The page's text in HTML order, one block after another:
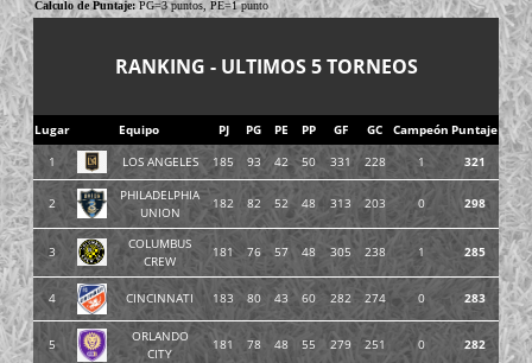
Calculo de Puntaje:PG=3 puntos, PE=1 punto
RANKING - ULTIMOS 5 TORNEOS
Lugar Equipo PJ PG PE PP GF GC Campeón Puntaje
1
LOS ANGELES 185 93 42 50 331 228 1 321
2
PHILADELPHIA
UNION
182 82 52 48 313 203 0 298
3
COLUMBUS
CREW
181 76 57 48 305 238 1 285
4 CINCINNATI 183 80 43 60 282 274 0 283
5
ORLANDO
CITY
181 78 48 55 279 251 0 282